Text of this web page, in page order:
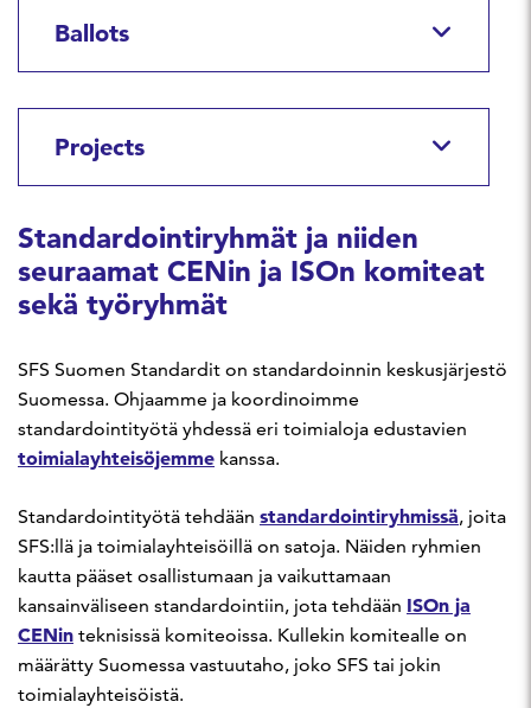
Ballots
Projects
Standardointiryhmät ja niiden
seuraamat CENin ja ISOn komiteat
sekä työryhmät
SFS Suomen Standardit on standardoinnin keskusjärjestö
Suomessa. Ohjaamme ja koordinoimme
standardointityötä yhdessä eri toimialoja edustavien
toimialayhteisöjemme kanssa.
Standardointityötä tehdään standardointiryhmissä, joita
SFS:llä ja toimialayhteisöillä on satoja. Näiden ryhmien
kautta pääset osallistumaan ja vaikuttamaan
kansainväliseen standardointiin, jota tehdään ISOn ja
CENin teknisissä komiteoissa. Kullekin komitealle on
määrätty Suomessa vastuutaho, joko SFS tai jokin
toimialayhteisöistä.